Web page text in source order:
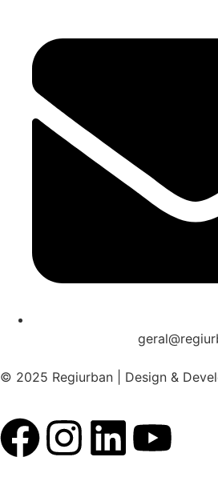
© 2025 Regiurban | Design &